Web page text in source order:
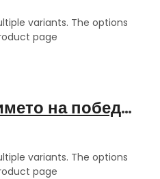
variants. The options
page
Тениска Иван името на победителя
variants. The options
page